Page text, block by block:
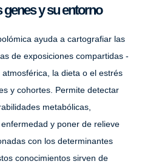
genes y su entorno
ayuda a cartografiar las
de exposiciones compartidas -
la dieta o el estrés
y cohortes. Permite detectar
metabólicas,
y poner de relieve
con los determinantes
conocimientos sirven de